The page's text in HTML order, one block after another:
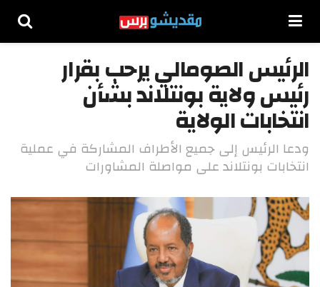
الرئيس الصومالي يرحب بقرار
رئيس ولاية بونتلاند بشأن
انتخابات الولاية
ودعا الرئيس إلى جميع الأطراف المشاركة في عملية
انتخابات بونتلاند على مواصلة المشاورات